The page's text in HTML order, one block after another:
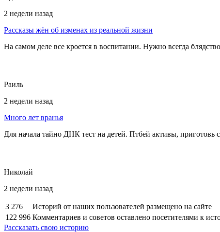
2 недели назад
Рассказы жён об изменах из реальной жизни
На самом деле все кроется в воспитании. Нужно всегда
Раиль
2 недели назад
Много лет вранья
Для начала тайно ДНК тест на детей. Птбей активы, приготовь
Николай
2 недели назад
3 276
Историй от наших пользователей размещено на сайте
122 996 Комментариев и советов оставлено посетителями к
Рассказать свою историю